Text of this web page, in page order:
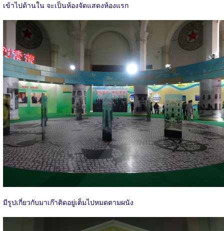
เข้าไปด้านใน จะเป็นห้องจัดแสดงห้องแรก
มีรูปเกี่ยวกับมาเก๊าติดอยู่เต็มไปหมดตามผนัง